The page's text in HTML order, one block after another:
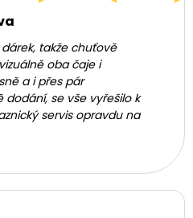
takže chuťově
oba čaje i
a i přes pár
se vše vyřešilo k
servis opravdu na